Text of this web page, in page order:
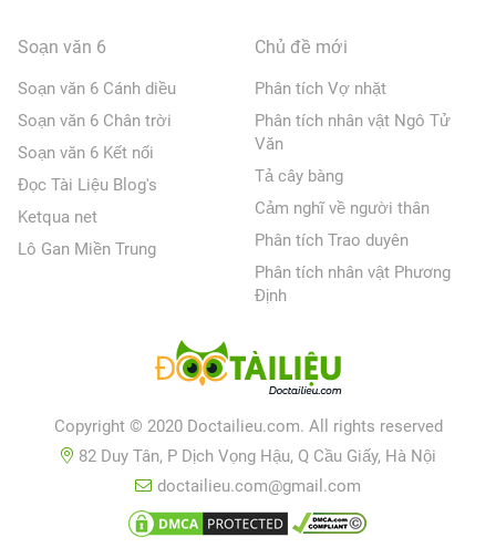
Soạn văn 6
Soạn văn 6 Cánh diều
Soạn văn 6 Chân trời
Soạn văn 6 Kết nối
Đọc Tài Liệu Blog's
Ketqua net
Lô Gan Miền Trung
Chủ đề mới
Phân tích Vợ nhặt
Phân tích nhân vật Ngô Tử
Văn
Tả cây bàng
Cảm nghĩ về người thân
Phân tích Trao duyên
Phân tích nhân vật Phương
Định
Copyright © 2020 Doctailieu.com. All rights reserved
82 Duy Tân, P Dịch Vọng Hậu, Q Cầu Giấy, Hà Nội
doctailieu.com@gmail.com